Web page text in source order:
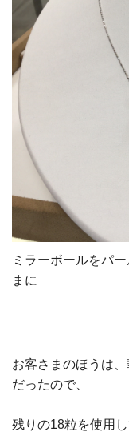
ミラーボールをパ
まに
お客さまのほうは
だったので、
残りの18粒を使用